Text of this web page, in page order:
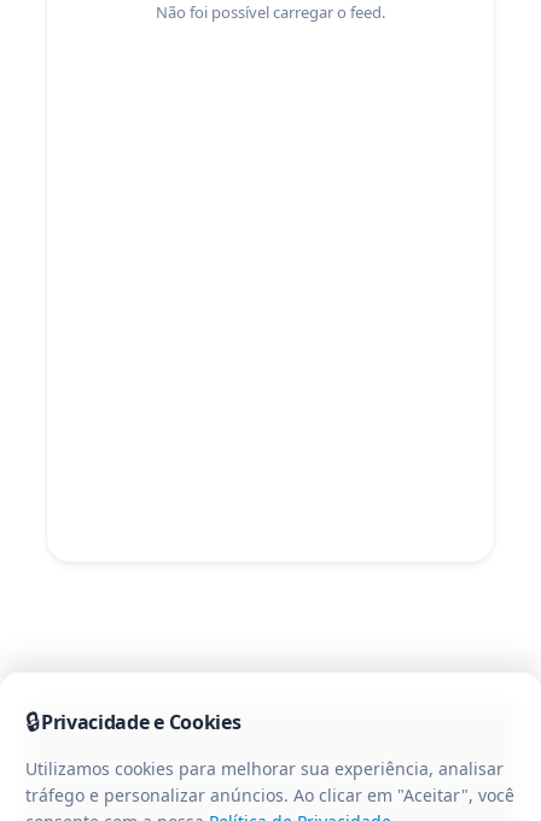
Não foi possível carregar o feed.
🔒Privacidade e Cookies
Utilizamos cookies para melhorar sua experiência, analisar
tráfego e personalizar anúncios. Ao clicar em "Aceitar", você